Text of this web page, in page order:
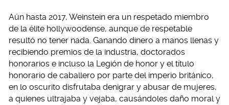
Aún hasta 2017, Weinstein era un respetado miembro
de la élite hollywoodense, aunque de respetable
resultó no tener nada. Ganando dinero a manos llenas y
recibiendo premios de la industria, doctorados
honorarios e incluso la Legión de honor y el título
honorario de caballero por parte del imperio británico,
en lo oscurito disfrutaba denigrar y abusar de mujeres,
a quienes ultrajaba y vejaba, causándoles daño moral y